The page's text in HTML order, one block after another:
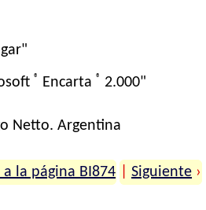
® Encarta ® 2.000"
Netto. Argentina
a la página BI874 Siguiente ›